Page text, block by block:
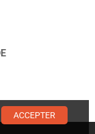
ACCEPTER